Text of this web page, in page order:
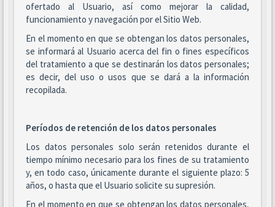
ofertado al Usuario, así como mejorar la calidad,
funcionamiento y navegación por el Sitio Web.
En el momento en que se obtengan los datos personales,
se informará al Usuario acerca del fin o fines específicos
del tratamiento a que se destinarán los datos personales;
es decir, del uso o usos que se dará a la información
recopilada.
Períodos de retención de los datos personales
Los datos personales solo serán retenidos durante el
tiempo mínimo necesario para los fines de su tratamiento
y, en todo caso, únicamente durante el siguiente plazo: 5
años, o hasta que el Usuario solicite su supresión.
En el momento en que se obtengan los datos personales,